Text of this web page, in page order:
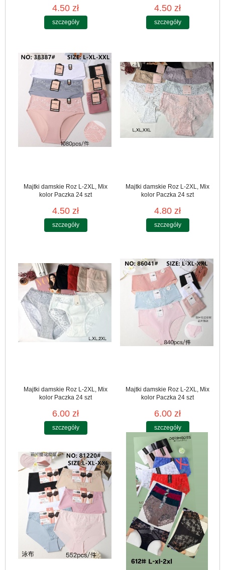
4.50 zł
szczegóły
4.50 zł
szczegóły
Majtki damskie Roz L-2XL, Mix
kolor Paczka 24 szt
4.50 zł
szczegóły
Majtki damskie Roz L-2XL, Mix
kolor Paczka 24 szt
4.80 zł
szczegóły
Majtki damskie Roz L-2XL, Mix
kolor Paczka 24 szt
6.00 zł
szczegóły
Majtki damskie Roz L-2XL, Mix
kolor Paczka 24 szt
6.00 zł
szczegóły